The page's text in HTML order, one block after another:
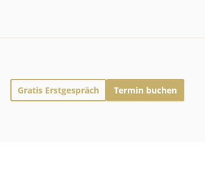
Gratis Erstgespräch Termin buchen